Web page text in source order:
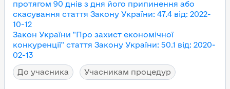
протягом 90 днів з дня його припинення або
скасування стаття Закону України: 47.4 від: 2022-
10-12
Закон України "Про захист економічної
конкуренції" стаття Закону України: 50.1 від: 2020-
02-13
До учасника
Учасникам процедур